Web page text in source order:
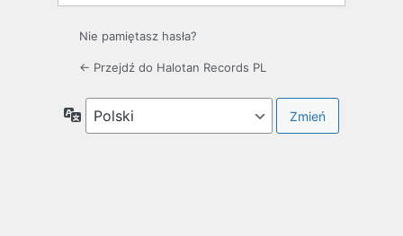
Nie pamiętasz hasła?
← Przejdź do Halotan Records PL
Język